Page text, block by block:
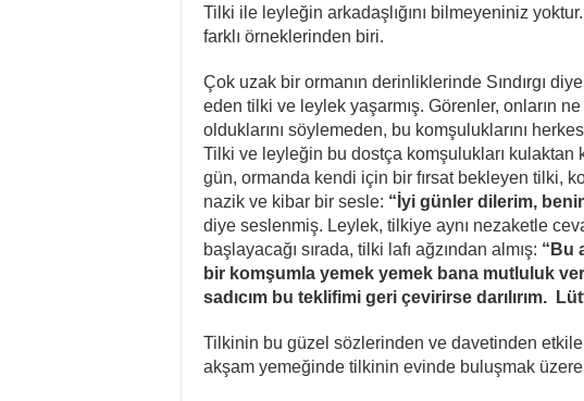
Tilki ile leyleğin arkadaşlığını bilmeyeniniz yoktur.
farklı örneklerinden biri.
Çok uzak bir ormanın derinliklerinde Sındırgı
eden tilki ve leylek yaşarmış. Görenler, onların
olduklarını söylemeden, bu komşuluklarını
Tilki ve leyleğin bu dostça komşulukları kulaktan
gün, ormanda kendi için bir fırsat bekleyen tilki,
nazik ve kibar bir sesle: “İyi günler dilerim,
diye seslenmiş. Leylek, tilkiye aynı nezaketle
başlayacağı sırada, tilki lafı ağzından almış: “Bu
bir komşumla yemek yemek bana mutluluk
sadıcım bu teklifimi geri çevirirse darılırım.
Tilkinin bu güzel sözlerinden ve davetinden
akşam yemeğinde tilkinin evinde buluşmak